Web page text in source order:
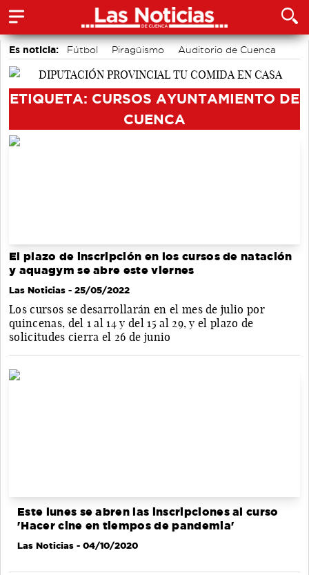
Es noticia: Fútbol Piragüismo
Auditorio de Cuenca
Área de Deportes
ETIQUETA: CURSOS AYUNTAMIENTO DE
CUENCA
El plazo de inscripción en los cursos de natación
y aquagym se abre este viernes
Las Noticias - 25/05/2022
Los cursos se desarrollarán en el mes de julio por
quincenas, del 1 al 14 y del 15 al 29, y el plazo de
solicitudes cierra el 26 de junio
Este lunes se abren las inscripciones al curso
'Hacer cine en tiempos de pandemia'
Las Noticias - 04/10/2020